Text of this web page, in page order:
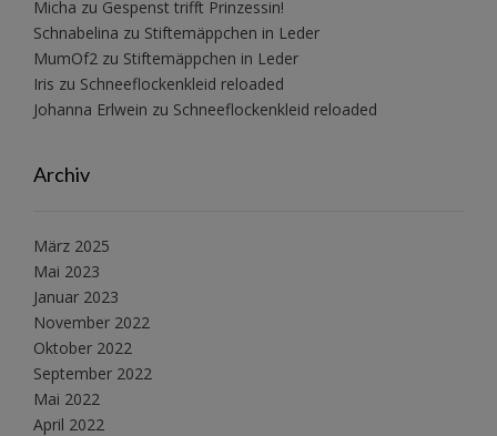
Micha zu Gespenst trifft Prinzessin!
Schnabelina zu Stiftemäppchen in Leder
MumOf2 zu Stiftemäppchen in Leder
Iris zu Schneeflockenkleid reloaded
Johanna Erlwein zu Schneeflockenkleid reloaded
Archiv
März 2025
Mai 2023
Januar 2023
November 2022
Oktober 2022
September 2022
Mai 2022
April 2022